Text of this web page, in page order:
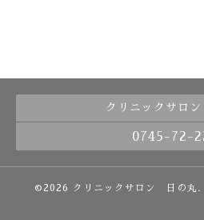
クリニックサロ
0745-72-
©2026 クリニックサロン 日の丸 .